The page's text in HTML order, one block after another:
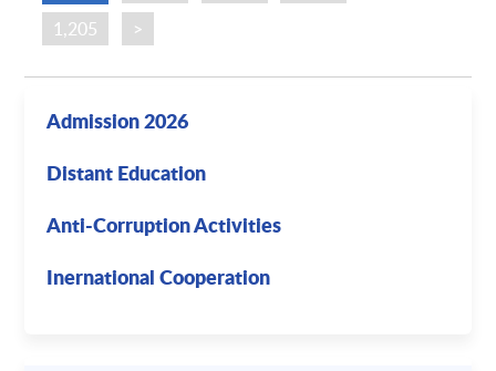
1,205
>
Admission 2026
Distant Education
Anti-Corruption Activities
Inernational Cooperation